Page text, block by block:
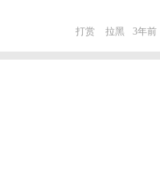
打赏 拉黑 3年前